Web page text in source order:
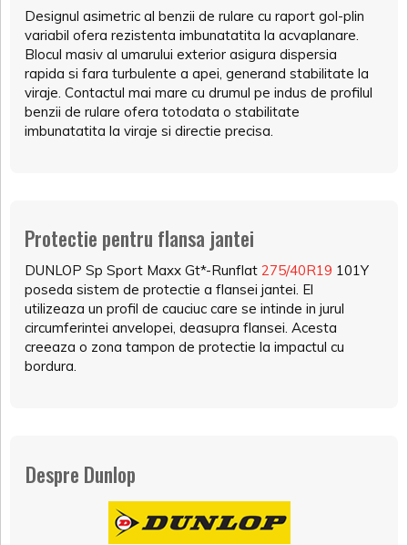
Designul asimetric al benzii de rulare cu raport gol-plin
variabil ofera rezistenta imbunatatita la acvaplanare.
Blocul masiv al umarului exterior asigura dispersia
rapida si fara turbulente a apei, generand stabilitate la
viraje. Contactul mai mare cu drumul pe indus de profilul
benzii de rulare ofera totodata o stabilitate
imbunatatita la viraje si directie precisa.
Protectie pentru flansa jantei
DUNLOP Sp Sport Maxx Gt*-Runflat 275/40R19 101Y
poseda sistem de protectie a flansei jantei. El
utilizeaza un profil de cauciuc care se intinde in jurul
circumferintei anvelopei, deasupra flansei. Acesta
creeaza o zona tampon de protectie la impactul cu
bordura.
Despre Dunlop